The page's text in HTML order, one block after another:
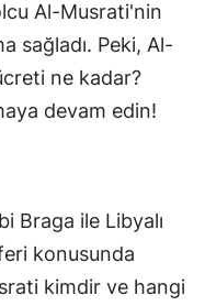
Al-Musrati'nin
sağladı. Peki, Al-
ne kadar?
devam edin!
Braga ile Libyalı
konusunda
kimdir ve hangi